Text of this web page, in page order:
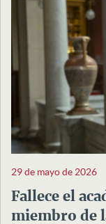
29 de mayo de 2026
Fallece el
miembro de